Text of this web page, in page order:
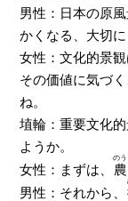
男性：日本の原
かくなる、大切に
女性：文化的景
その価値に気づ
ね。
埴輪：重要文化
ようか。
女性：まずは、
のう
男性：それから、